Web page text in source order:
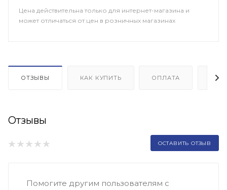
Цена действительна только для интернет-магазина и
может отличаться от цен в розничных магазинах
ОТЗЫВЫ КАК КУПИТЬ ОПЛАТА
Отзывы
ОСТАВИТЬ ОТЗЫВ
Помогите другим пользователям с